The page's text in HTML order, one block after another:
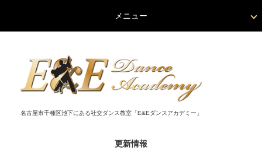
名古屋市千種区池下にある社交ダンス教室「E&Eダンスアカデミー」
更新情報
メニュー